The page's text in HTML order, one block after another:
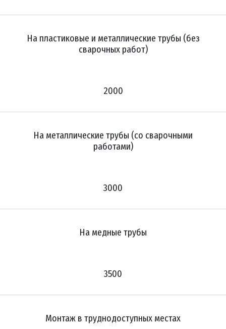
На пластиковые и металлические трубы (без
сварочных работ)
2000
На металлические трубы (со сварочными
работами)
3000
На медные трубы
3500
Монтаж в труднодоступных местах